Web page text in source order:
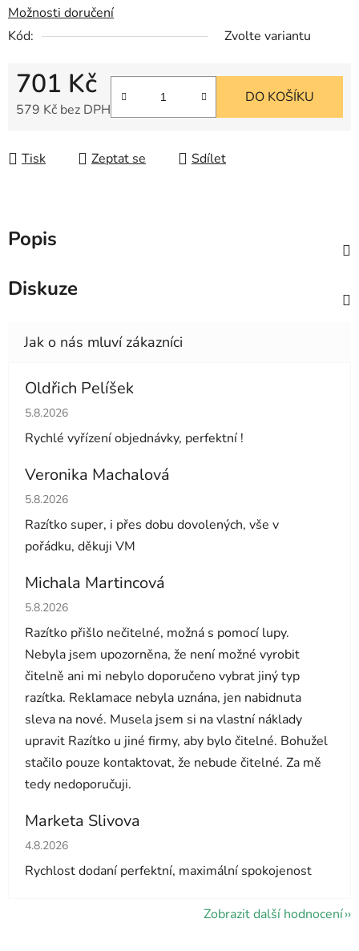
Možnosti doručení
Kód:
Zvolte variantu
701 Kč
579 Kč bez DPH
DO KOŠÍKU
Tisk Zeptat se Sdílet
Popis
Diskuze
Oldřich Pelíšek
Hodnocení obchodu je 5 z 5 hvězdiček.
5.8.2026
Rychlé vyřízení objednávky, perfektní !
Veronika Machalová
Hodnocení obchodu je 5 z 5 hvězdiček.
5.8.2026
Razítko super, i přes dobu dovolených, vše v
pořádku, děkuji VM
Michala Martincová
Hodnocení obchodu je 1 z 5 hvězdiček.
5.8.2026
Razítko přišlo nečitelné, možná s pomocí lupy.
Nebyla jsem upozorněna, že není možné vyrobit
čitelně ani mi nebylo doporučeno vybrat jiný typ
razítka. Reklamace nebyla uznána, jen nabidnuta
sleva na nové. Musela jsem si na vlastní náklady
upravit Razítko u jiné firmy, aby bylo čitelné. Bohužel
stačilo pouze kontaktovat, že nebude čitelné. Za mě
tedy nedoporučuji.
Marketa Slivova
Hodnocení obchodu je 5 z 5 hvězdiček.
4.8.2026
Rychlost dodaní perfektní, maximální spokojenost
Zobrazit další hodnocení